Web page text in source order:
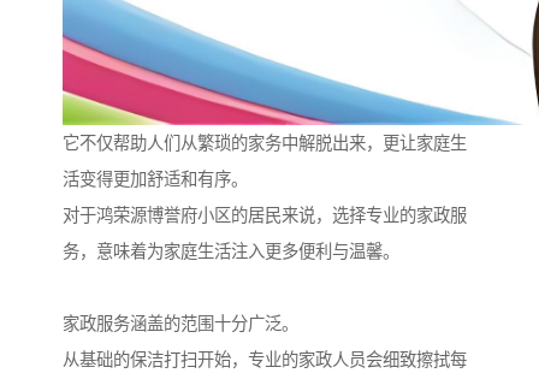
它不仅帮助人们从繁琐的家务中解脱出来，更让家庭生
活变得更加舒适和有序。
对于鸿荣源博誉府小区的居民来说，选择专业的家政服
务，意味着为家庭生活注入更多便利与温馨。
家政服务涵盖的范围十分广泛。
从基础的保洁打扫开始，专业的家政人员会细致擦拭每